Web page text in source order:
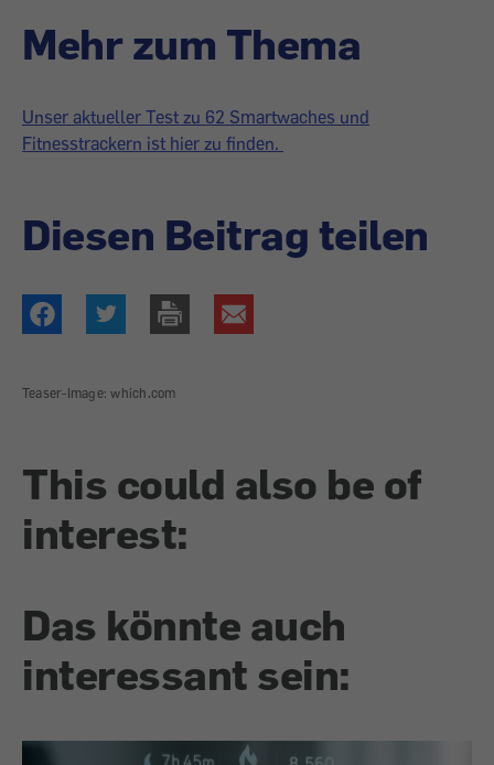
Mehr zum Thema
Unser aktueller Test zu 62 Smartwaches und
Fitnesstrackern ist hier zu finden.
Diesen Beitrag teilen
Teaser-Image: which.com
This could also be of
interest:
Das könnte auch
interessant sein: